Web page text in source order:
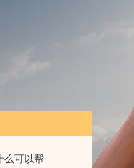
么可以帮